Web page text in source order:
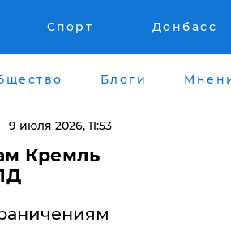
Спорт Донбасс
Блоги
9 июля 2026, 11:53
Кремль